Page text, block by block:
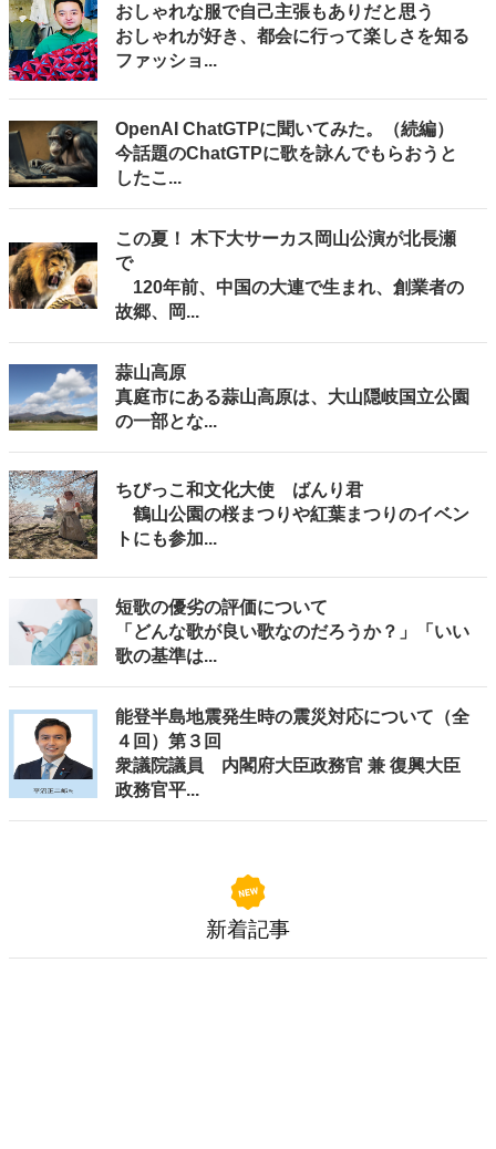
おしゃれな服で自己主張もありだと思う
おしゃれが好き、都会に行って楽しさを知る
ファッショ...
OpenAI ChatGTPに聞いてみた。（続編）
今話題のChatGTPに歌を詠んでもらおうと
したこ...
この夏！ 木下大サーカス岡山公演が北長瀬
で
120年前、中国の大連で生まれ、創業者の
故郷、岡...
蒜山高原
真庭市にある蒜山高原は、大山隠岐国立公園
の一部とな...
ちびっこ和文化大使 ばんり君
鶴山公園の桜まつりや紅葉まつりのイベン
トにも参加...
短歌の優劣の評価について
「どんな歌が良い歌なのだろうか？」「いい
歌の基準は...
能登半島地震発生時の震災対応について（全
４回）第３回
衆議院議員 内閣府大臣政務官 兼 復興大臣
政務官平...
新着記事